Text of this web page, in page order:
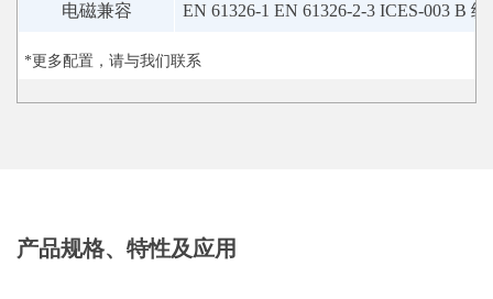
电磁兼容 EN 61326‐1 EN 61326‐2‐3 ICES‐003 B 级
*更多配置，请与我们联系
产品规格、特性及应用